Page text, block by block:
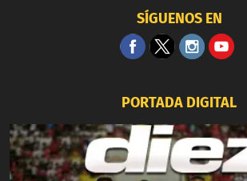
SÍGUENOS EN
PORTADA DIGITAL